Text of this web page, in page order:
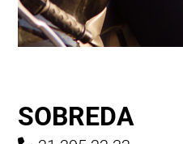
SOBREDA